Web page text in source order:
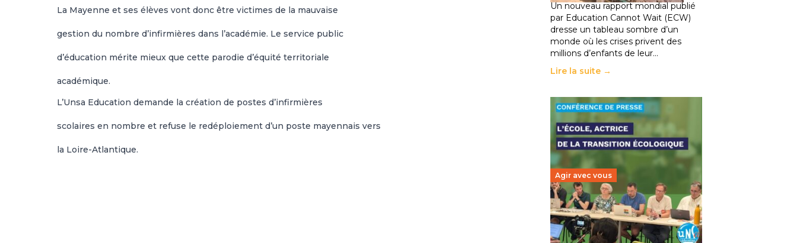
La Mayenne et ses élèves vont donc être victimes de la mauvaise
gestion du nombre d’infirmières dans l’académie. Le service public
d’éducation mérite mieux que cette parodie d’équité territoriale
académique.
L’Unsa Education demande la création de postes d’infirmières
scolaires en nombre et refuse le redéploiement d’un poste mayennais vers
la Loire-Atlantique.
Un nouveau rapport mondial publié
par Education Cannot Wait (ECW)
dresse un tableau sombre d’un
monde où les crises privent des
millions d’enfants de leur…
Lire la suite →
Agir avec vous
Transition écologique de
l’éducation : l’UNSA Éducation
fait bouger les lignes